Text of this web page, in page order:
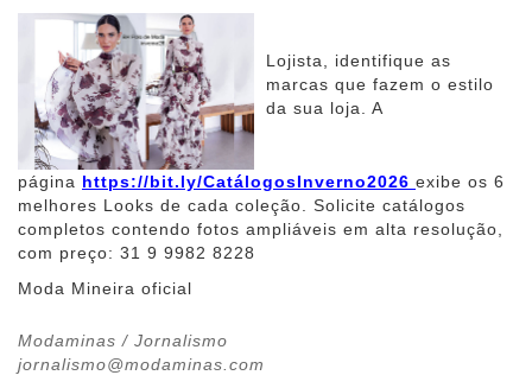
Lojista, identifique as
marcas que fazem o estilo
da sua loja. A
página https://bit.ly/CatálogosInverno2026 exibe os 6
melhores Looks de cada coleção. Solicite catálogos
completos contendo fotos ampliáveis em alta resolução,
com preço: 31 9 9982 8228
Moda Mineira oficial
Modaminas / Jornalismo
jornalismo@modaminas.com